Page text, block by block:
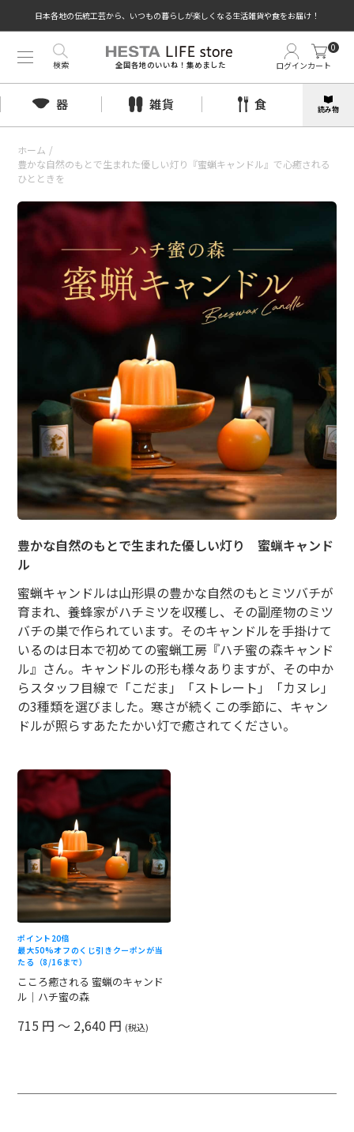
日本各地の伝統工芸から、いつもの暮らしが楽しくなる生活雑貨や食をお届け！
全国各地のいいね！集めました ログインカート
0
検索
器 雑貨 食 読み物
ホーム /
豊かな自然のもとで生まれた優しい灯り『蜜蝋キャンドル』で心癒される
ひとときを
豊かな自然のもとで生まれた優しい灯り 蜜蝋キャンド
ル
蜜蝋キャンドルは山形県の豊かな自然のもとミツバチが
育まれ、養蜂家がハチミツを収穫し、その副産物のミツ
バチの巣で作られています。そのキャンドルを手掛けて
いるのは日本で初めての蜜蝋工房『ハチ蜜の森キャンド
ル』さん。キャンドルの形も様々ありますが、その中か
らスタッフ目線で「こだま」「ストレート」「カヌレ」
の3種類を選びました。寒さが続くこの季節に、キャン
ドルが照らすあたたかい灯で癒されてください。
ポイント20倍
最大50%オフのくじ引きクーポンが当
たる（8/16まで）
こころ癒される 蜜蝋のキャンド
ル｜ハチ蜜の森
715 円 ～ 2,640 円 (税込)